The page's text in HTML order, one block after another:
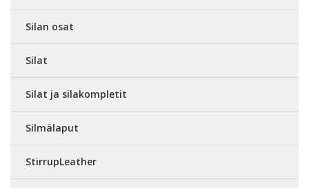
Silan osat
Silat
Silat ja silakompletit
Silmälaput
StirrupLeather